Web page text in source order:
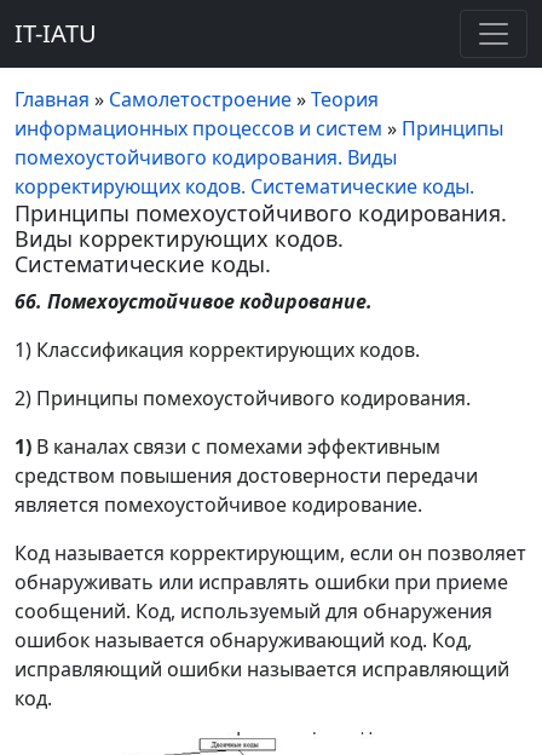
IT-IATU
Главная » Самолетостроение»Теория
информационных процессов и систем » Принципы
помехоустойчивого кодирования. Виды
корректирующих кодов. Систематические коды.
Принципы помехоустойчивого кодирования.
Виды корректирующих кодов.
Систематические коды.
66. Помехоустойчивое кодирование.
1) Классификация корректирующих кодов.
2) Принципы помехоустойчивого кодирования.
1) В каналах связи с помехами эффективным
средством повышения достоверности передачи
является помехоустойчивое кодирование.
Код называется корректирующим, если он позволяет
обнаруживать или исправлять ошибки при приеме
сообщений. Код, используемый для обнаружения
ошибок называется обнаруживающий код. Код,
исправляющий ошибки называется исправляющий
код.